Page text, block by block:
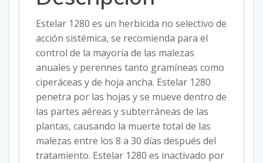
Estelar 1280 es un herbicida no selectivo de
acción sistémica, se recomienda para el
control de la mayoría de las malezas
anuales y perennes tanto gramíneas como
ciperáceas y de hoja ancha. Estelar 1280
penetra por las hojas y se mueve dentro de
las partes aéreas y subterráneas de las
plantas, causando la muerte total de las
malezas entre los 8 a 30 días después del
tratamiento. Estelar 1280 es inactivado por